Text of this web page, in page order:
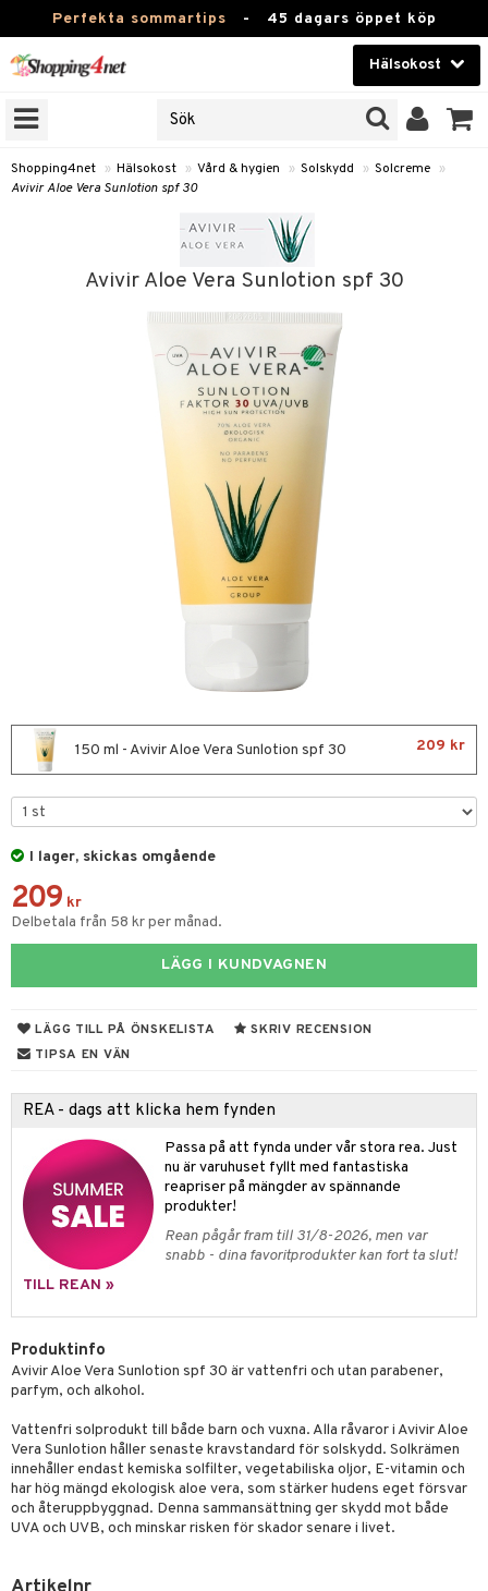
Perfekta sommartips - 45 dagars öppet köp
Hälsokost
Skönhet
Kontaktlinser
Leksaker, Barn & Baby
Shopping4net » Hälsokost » Vård & hygien » Solskydd » Solcreme »
Avivir Aloe Vera Sunlotion spf 30
Avivir Aloe Vera Sunlotion spf 30
150 ml - Avivir Aloe Vera Sunlotion spf 30 209 kr
I lager, skickas omgående
209 kr
Delbetala från 58 kr per månad.
LÄGG I KUNDVAGNEN
LÄGG TILL PÅ ÖNSKELISTA
SKRIV RECENSION
TIPSA EN VÄN
REA - dags att klicka hem fynden
Passa på att fynda under vår stora rea. Just
nu är varuhuset fyllt med fantastiska
reapriser på mängder av spännande
produkter!
Rean pågår fram till 31/8-2026, men var
snabb - dina favoritprodukter kan fort ta slut!
TILL REAN »
Produktinfo
Avivir Aloe Vera Sunlotion spf 30 är vattenfri och utan parabener,
parfym, och alkohol.
Vattenfri solprodukt till både barn och vuxna. Alla råvaror i Avivir Aloe
Vera Sunlotion håller senaste kravstandard för solskydd. Solkrämen
innehåller endast kemiska solfilter, vegetabiliska oljor, E-vitamin och
har hög mängd ekologisk aloe vera, som stärker hudens eget försvar
och återuppbyggnad. Denna sammansättning ger skydd mot både
UVA och UVB, och minskar risken för skador senare i livet.
& hals
& nötter
& buljong
& oro
fot
dusch & tvål
oljor